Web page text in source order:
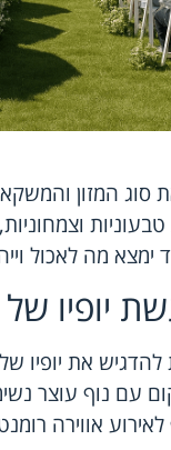
סוג המזון
מה לאכול
יופיו
את יופיו
עם נוף עוצר
אווירה